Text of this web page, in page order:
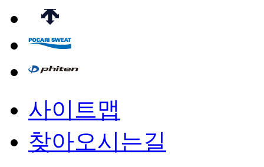
사이트맵
찾아오시는길